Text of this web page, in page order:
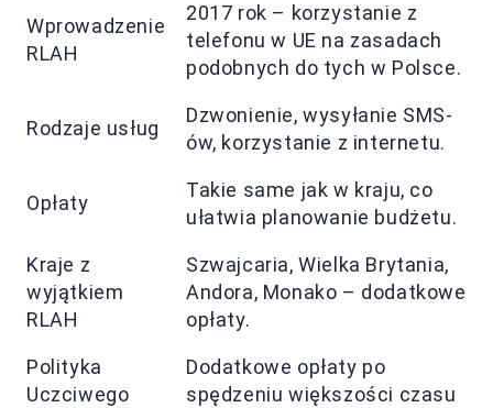
Wprowadzenie
RLAH
2017 rok – korzystanie z
telefonu w UE na zasadach
podobnych do tych w Polsce.
Rodzaje usług
Dzwonienie, wysyłanie SMS-
ów, korzystanie z internetu.
Opłaty
Takie same jak w kraju, co
ułatwia planowanie budżetu.
Kraje z
wyjątkiem
RLAH
Szwajcaria, Wielka Brytania,
Andora, Monako – dodatkowe
opłaty.
Polityka
Uczciwego
Dodatkowe opłaty po
spędzeniu większości czasu